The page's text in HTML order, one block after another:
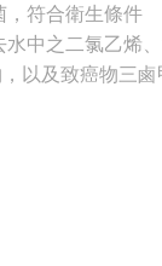
符合衛生條件
中之二氯乙烯
以及致癌物三鹵